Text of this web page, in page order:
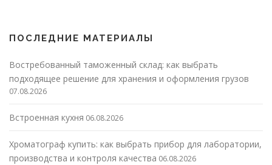
ПОСЛЕДНИЕ МАТЕРИАЛЫ
Востребованный таможенный склад: как выбрать
подходящее решение для хранения и оформления грузов
07.08.2026
Встроенная кухня 06.08.2026
Хроматограф купить: как выбрать прибор для лаборатории,
производства и контроля качества 06.08.2026